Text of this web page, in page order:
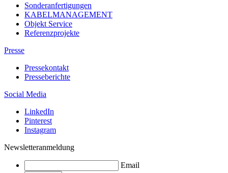
Sonderanfertigungen
KABELMANAGEMENT
Objekt Service
Referenzprojekte
Presse
Pressekontakt
Presseberichte
Social Media
LinkedIn
Pinterest
Instagram
Newsletteranmeldung
Email